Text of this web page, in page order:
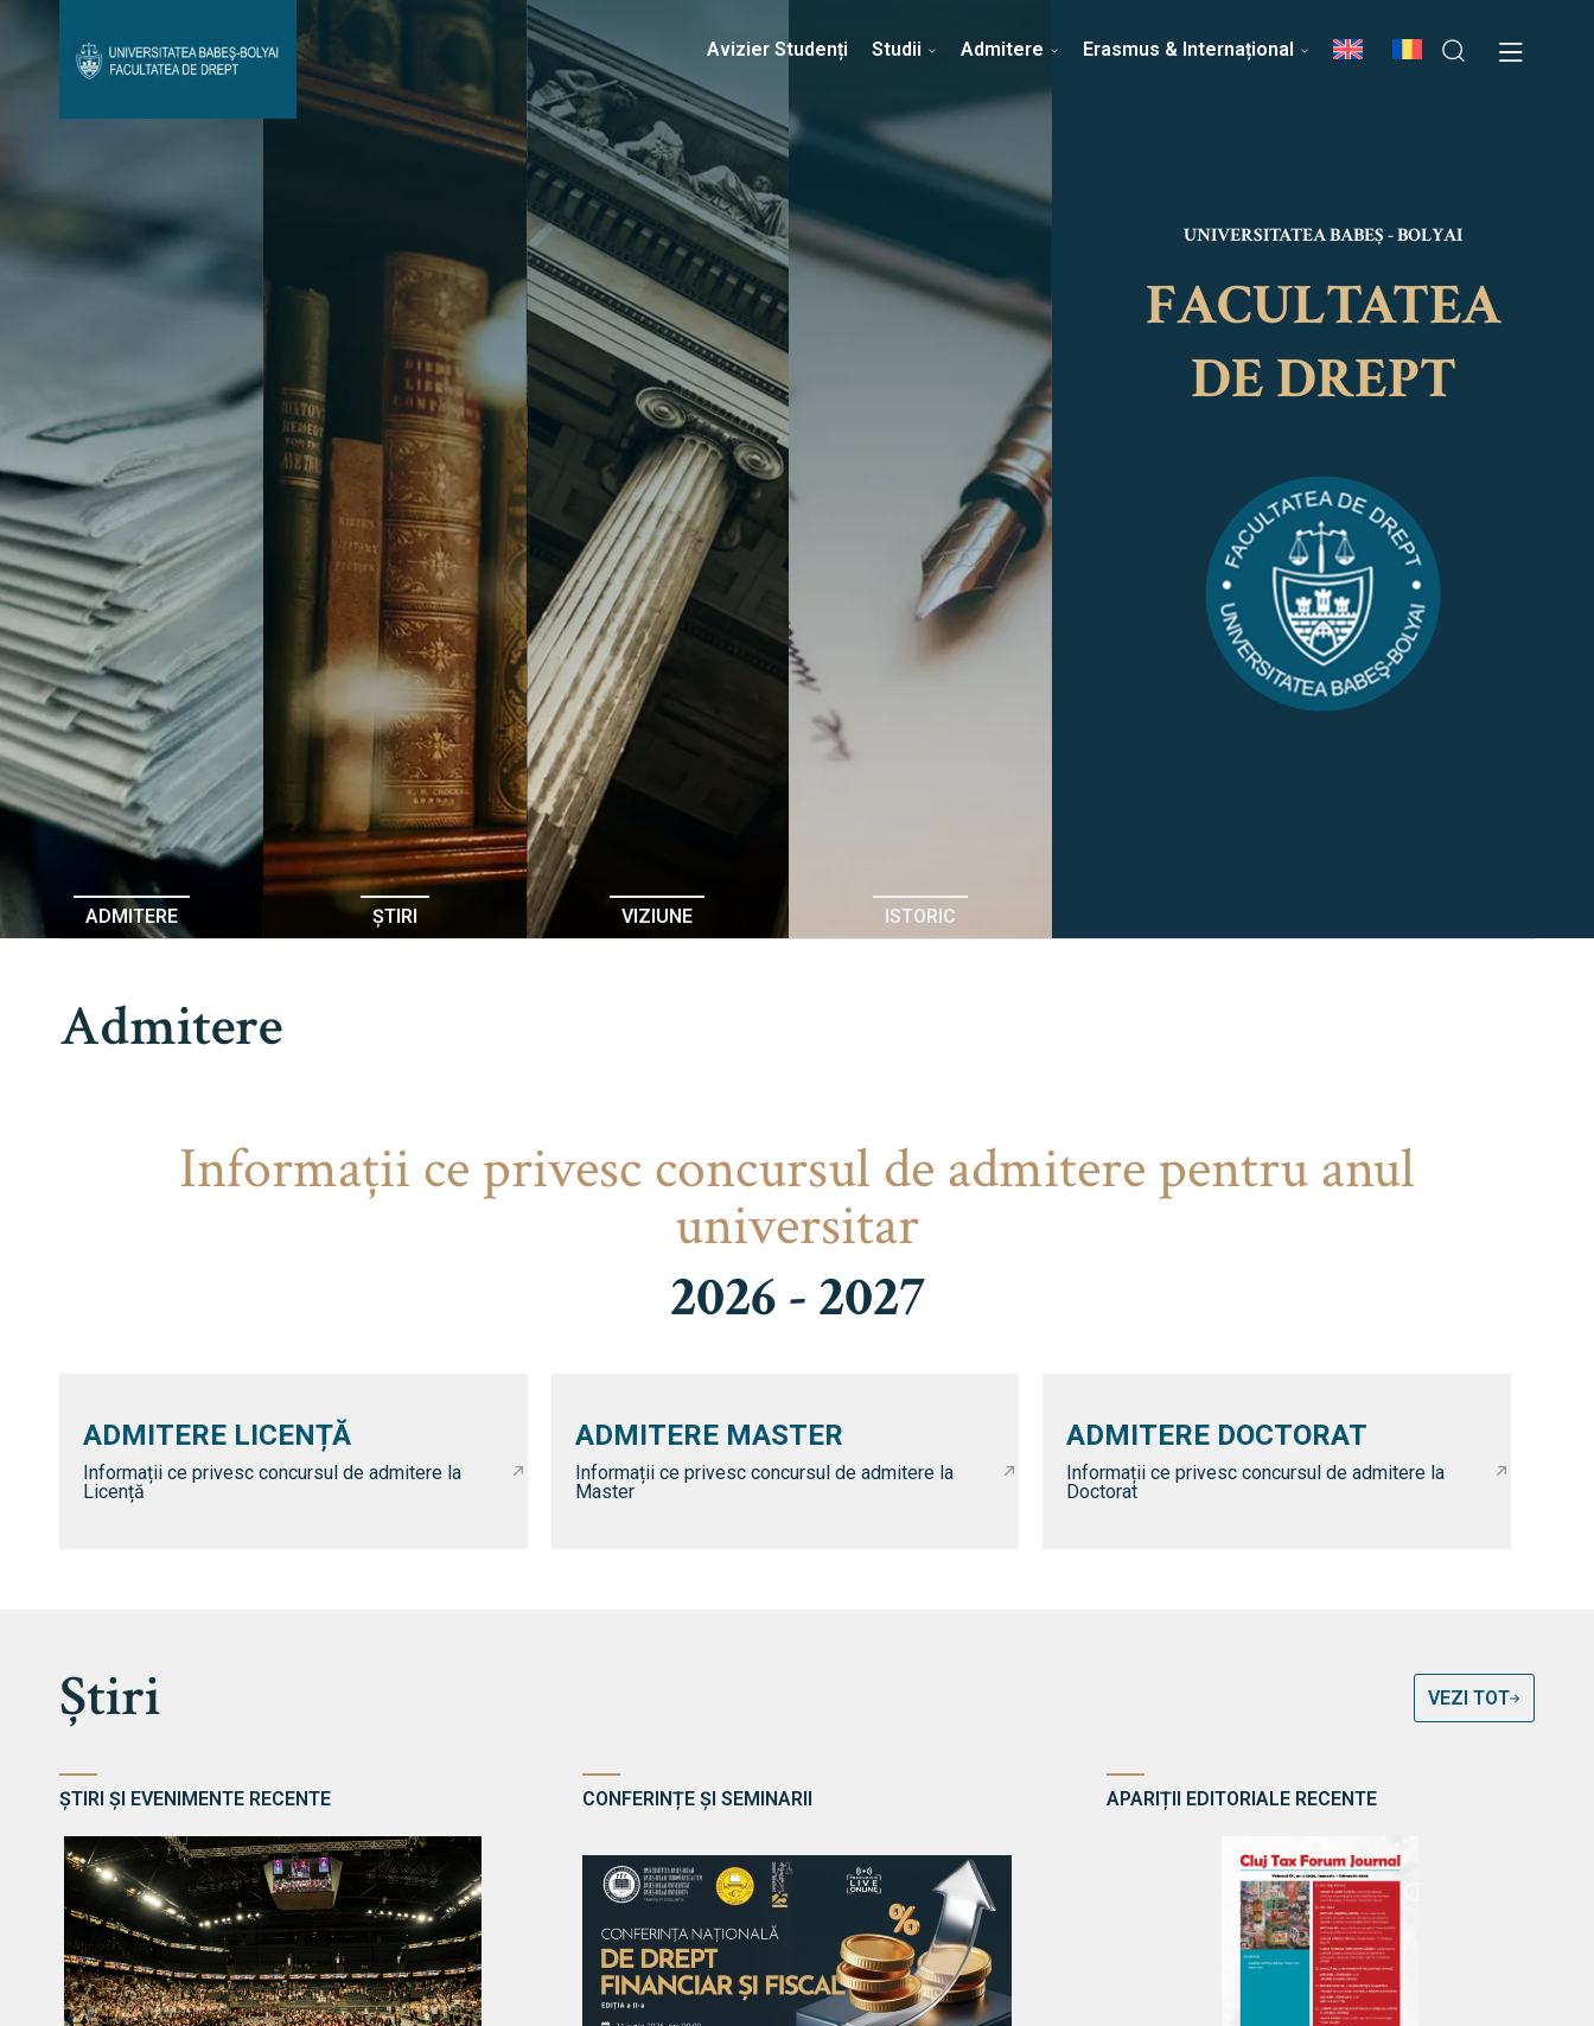
Avizier Studenți Admitere Erasmus & Internațional Despre Facultate Știri Echipa Facultății
Contact
Avizier Studenți Studii Admitere Erasmus & Internațional
ADMITERE ȘTIRI VIZIUNE ISTORIC
UNIVERSITATEA BABEȘ - BOLYAI
FACULTATEA
DE DREPT
Admitere
Informaţii ce privesc concursul de admitere pentru anul
universitar
2026 - 2027
ADMITERE LICENȚĂ
Informații ce privesc concursul de admitere la
Licență
ADMITERE MASTER
Informații ce privesc concursul de admitere la
Master
ADMITERE DOCTORAT
Informații ce privesc concursul de admitere la
Doctorat
Știri VEZI TOT
ȘTIRI ȘI EVENIMENTE RECENTE CONFERINȚE ȘI SEMINARII APARIȚII EDITORIALE RECENTE